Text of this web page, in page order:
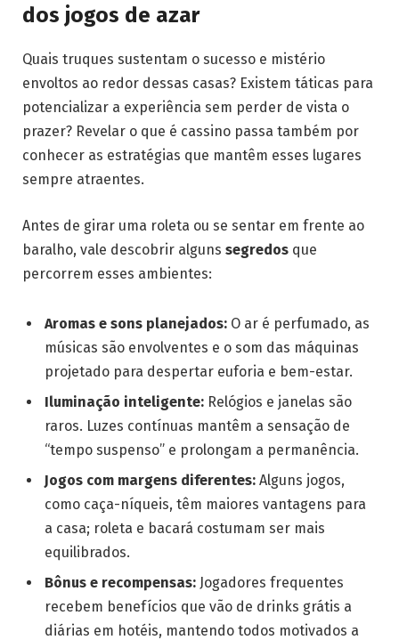
dos jogos de azar
Quais truques sustentam o sucesso e mistério
envoltos ao redor dessas casas? Existem táticas para
potencializar a experiência sem perder de vista o
prazer? Revelar o que é cassino passa também por
conhecer as estratégias que mantêm esses lugares
sempre atraentes.
Antes de girar uma roleta ou se sentar em frente ao
baralho, vale descobrir alguns segredos que
percorrem esses ambientes:
Aromas e sons planejados: O ar é perfumado, as
músicas são envolventes e o som das máquinas
projetado para despertar euforia e bem-estar.
Iluminação inteligente: Relógios e janelas são
raros. Luzes contínuas mantêm a sensação de
“tempo suspenso” e prolongam a permanência.
Jogos com margens diferentes: Alguns jogos,
como caça-níqueis, têm maiores vantagens para
a casa; roleta e bacará costumam ser mais
equilibrados.
Bônus e recompensas: Jogadores frequentes
recebem benefícios que vão de drinks grátis a
diárias em hotéis, mantendo todos motivados a